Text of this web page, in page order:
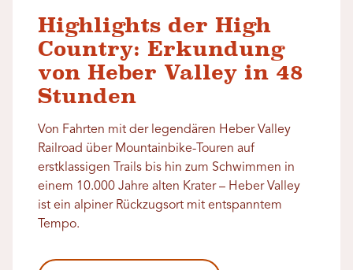
Highlights der High
Country: Erkundung
von Heber Valley in 48
Stunden
Von Fahrten mit der legendären Heber Valley
Railroad über Mountainbike-Touren auf
erstklassigen Trails bis hin zum Schwimmen in
einem 10.000 Jahre alten Krater – Heber Valley
ist ein alpiner Rückzugsort mit entspanntem
Tempo.